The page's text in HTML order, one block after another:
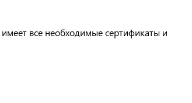
все необходимые сертификаты и